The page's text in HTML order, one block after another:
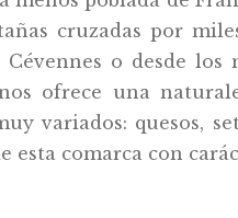
cruzadas por
o desde
ofrece una
quesos,
esta comarca con